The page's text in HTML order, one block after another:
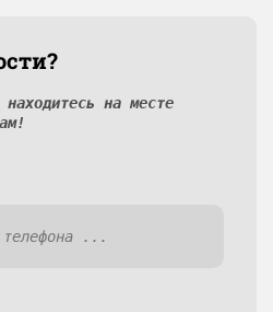
на месте